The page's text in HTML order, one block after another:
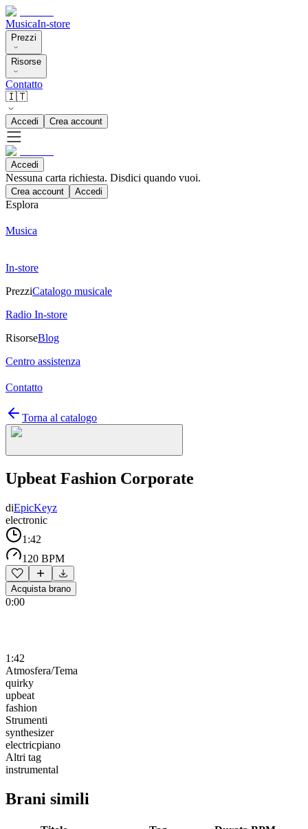
MusicaIn-store
Prezzi
Risorse
Contatto
🇮🇹
Accedi Crea account
Accedi
Nessuna carta richiesta. Disdici quando vuoi.
Crea account Accedi
Esplora
Musica
In-store
PrezziCatalogo musicale
Radio In-store
RisorseBlog
Centro assistenza
Contatto
Torna al catalogo
Upbeat Fashion Corporate
diEpicKeyz
electronic
1:42
120 BPM
Acquista brano
0:00
1:42
Atmosfera/Tema
quirky
upbeat
fashion
Strumenti
synthesizer
electricpiano
Altri tag
instrumental
Brani simili